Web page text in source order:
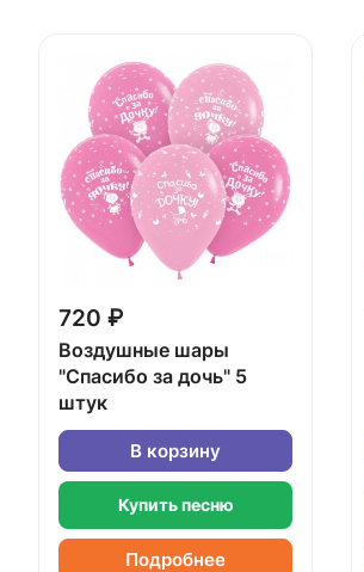
720 ₽
Воздушные шары
"Спасибо за дочь" 5
штук
В корзину
Купить песню
Подробнее